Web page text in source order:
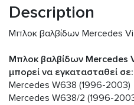
Description
Μπλοκ βαλβίδων Mercedes
Μπλοκ βαλβίδων
μπορεί να εγκατασταθεί σε:
Mercedes W638 (1996-2003)
Mercedes W638/2 (1996-